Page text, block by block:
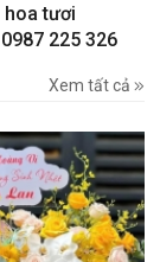
hoa tươi
225 326
Xem tất cả